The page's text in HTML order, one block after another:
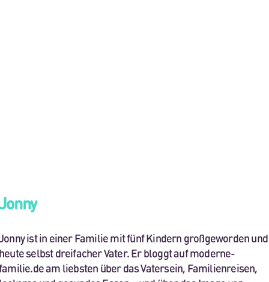
ist in einer Familie mit fünf Kindern großgeworden und
selbst dreifacher Vater. Er bloggt auf moderne-
am liebsten über das Vatersein, Familienreisen,